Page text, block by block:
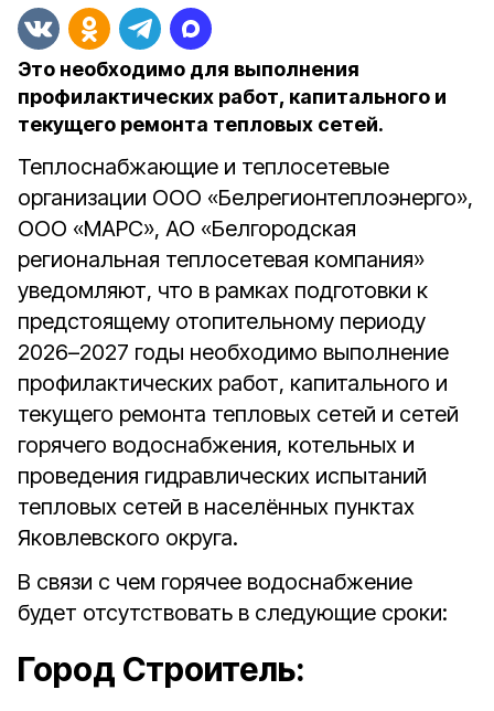
Это необходимо для выполнения
профилактических работ, капитального и
текущего ремонта тепловых сетей.
Теплоснабжающие и теплосетевые
организации ООО «Белрегионтеплоэнерго»,
ООО «МАРС», АО «Белгородская
региональная теплосетевая компания»
уведомляют, что в рамках подготовки к
предстоящему отопительному периоду
2026–2027 годы необходимо выполнение
профилактических работ, капитального и
текущего ремонта тепловых сетей и сетей
горячего водоснабжения, котельных и
проведения гидравлических испытаний
тепловых сетей в населённых пунктах
Яковлевского округа.
В связи с чем горячее водоснабжение
будет отсутствовать в следующие сроки:
Город Строитель: